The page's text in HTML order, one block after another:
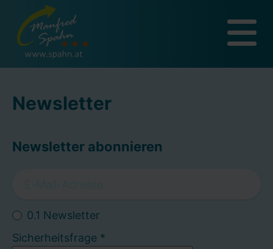
Newsletter
Newsletter abonnieren
0.1 Newsletter
Sicherheitsfrage *